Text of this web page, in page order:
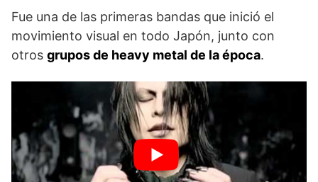
Fue una de las primeras bandas que inició el
movimiento visual en todo Japón, junto con
otros grupos de heavy metal de la época.